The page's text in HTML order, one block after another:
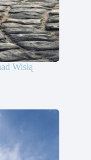
Wisłą